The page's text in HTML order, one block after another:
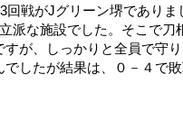
戦がJグリーン堺でありま
派な施設でした。そこで
が、しっかりと全員で守
したが結果は、０－４で